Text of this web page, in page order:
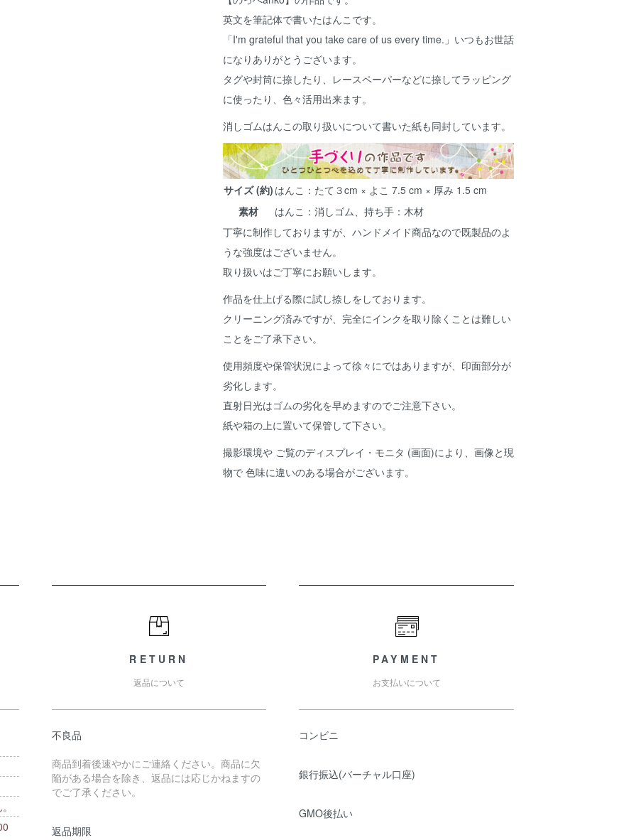
英文を筆記体で書いたはんこです。
「I'm grateful that you take care of us every time.」いつもお世話
になりありがとうございます。
タグや封筒に捺したり、レースペーパーなどに捺してラッピング
に使ったり、色々活用出来ます。
消しゴムはんこの取り扱いについて書いた紙も同封しています。
サイズ (約) はんこ：たて３cm × よこ 7.5 cm × 厚み 1.5 cm
素材
はんこ：消しゴム、持ち手：木材
丁寧に制作しておりますが、ハンドメイド商品なので既製品のよ
うな強度はございません。
取り扱いはご丁寧にお願いします。
作品を仕上げる際に試し捺しをしております。
クリーニング済みですが、完全にインクを取り除くことは難しい
ことをご了承下さい。
使用頻度や保管状況によって徐々にではありますが、印面部分が
劣化します。
直射日光はゴムの劣化を早めますのでご注意下さい。
紙や箱の上に置いて保管して下さい。
撮影環境や ご覧のディスプレイ・モニタ (画面)により、画像と現
物で 色味に違いのある場合がございます。
RETURN
返品について
不良品
商品到着後速やかにご連絡ください。商品に欠
陥がある場合を除き、返品には応じかねますの
でご了承ください。
返品期限
PAYMENT
お支払いについて
コンビニ
銀行振込(バーチャル口座)
GMO後払い